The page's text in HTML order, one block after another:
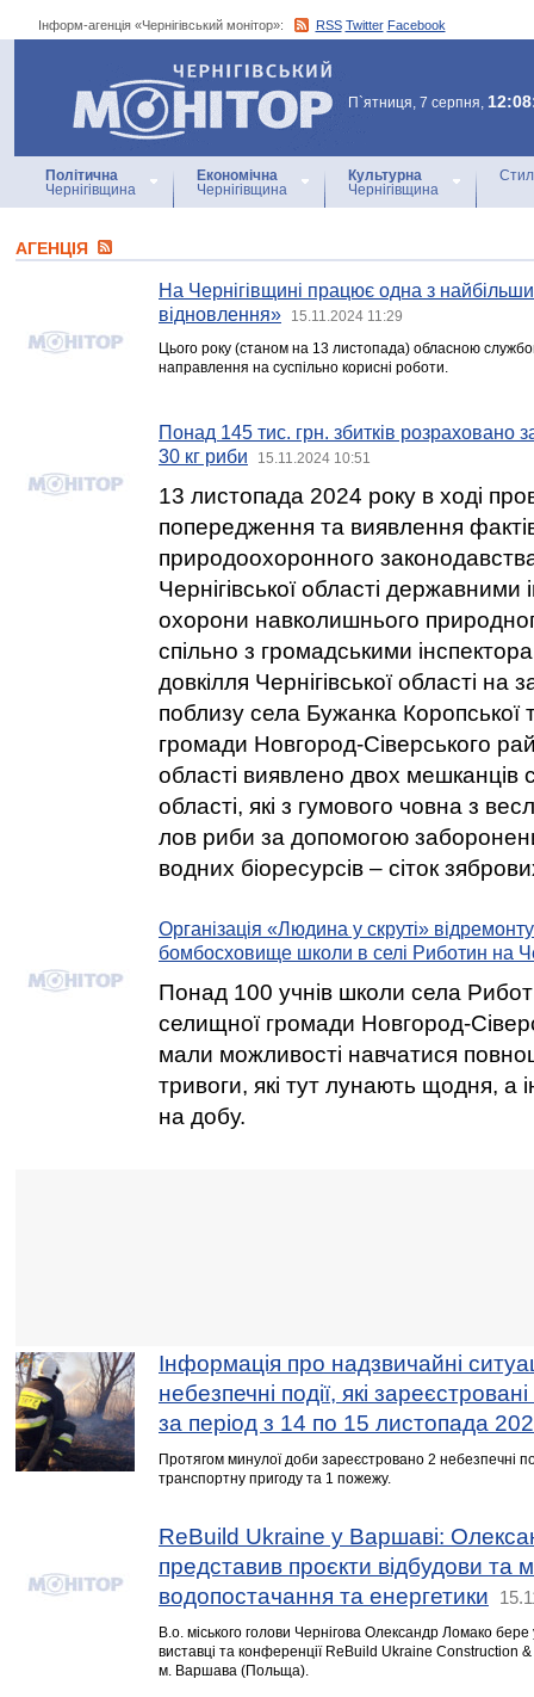
Інформ-агенція «Чернігівський монітор»: RSS Twitter Facebook
Інформ-агенція
«Чернігівський монітор»
П`ятниця, 7 серпня,
Політична
Чернігівщина
Економічна
Чернігівщина
Культурна
Чернігівщина
АГЕНЦIЯ
На Чернігівщині працює одна з
відновлення»
15.11.2024 11:29
Цього року (станом на 13 листопада) обласною
направлення на суспільно корисні роботи.
Понад 145 тис. грн. збитків розраховано
30 кг риби
15.11.2024 10:51
13 листопада 2024 року в ході
попередження та виявлення
природоохоронного
Чернігівської області державними
охорони навколишнього
спільно з громадськими
довкілля Чернігівської області на
поблизу села Бужанка Коропської
громади Новгород-Сіверського
області виявлено двох мешканців
області, які з гумового човна з
лов риби за допомогою
водних біоресурсів – сіток
Організація «Людина у скруті»
бомбосховище школи в селі Риботин на
Понад 100 учнів школи села
селищної громади Новгород-
мали можливості навчатися
тривоги, які тут лунають щодня, а
на добу.
Інформація про надзвичайні
небезпечні події, які
за період з 14 по 15 листопада
Протягом минулої доби зареєстровано 2 небезпечні
транспортну пригоду та 1 пожежу.
ReBuild Ukraine у Варшаві:
представив проєкти відбудови та
водопостачання та енергетики
В.о. міського голови Чернігова Олександр Ломако бере
виставці та конференції ReBuild Ukraine Construction &
м. Варшава (Польща).